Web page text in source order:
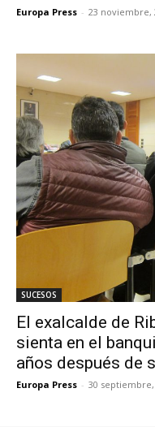
Europa Press - 23 noviembre,
SUCESOS
El exalcalde de
sienta en el
años después de
Europa Press - 30 septiembre,